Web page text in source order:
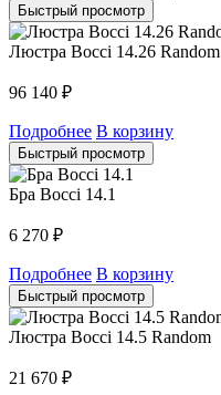
Быстрый просмотр
Люстра Bocci 14.26 Random
96 140 ₽
Подробнее В корзину
Быстрый просмотр
Бра Bocci 14.1
6 270 ₽
Подробнее В корзину
Быстрый просмотр
Люстра Bocci 14.5 Random
21 670 ₽